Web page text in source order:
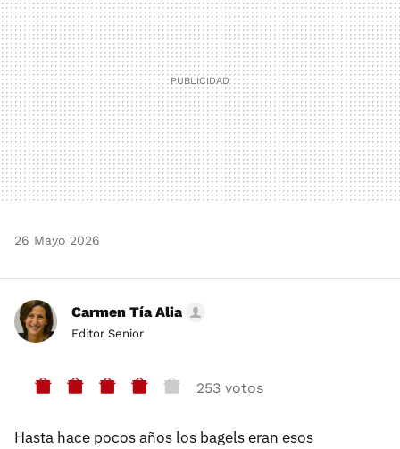
26 Mayo 2026
Carmen Tía Alia
Editor Senior
253 votos
Hasta hace pocos años los bagels eran esos